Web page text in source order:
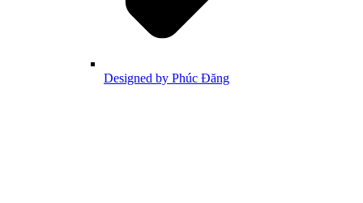
Designed by Phúc Đăng